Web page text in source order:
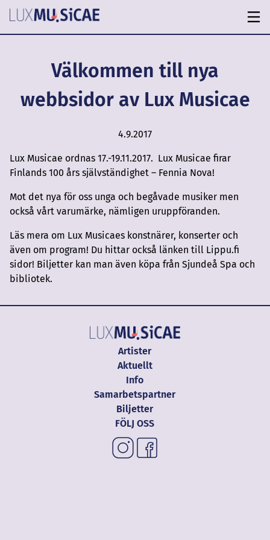
Välkommen till nya
webbsidor av Lux Musicae
4.9.2017
Lux Musicae ordnas 17.-19.11.2017. Lux Musicae firar
Finlands 100 års självständighet – Fennia Nova!
Mot det nya för oss unga och begåvade musiker men
också vårt varumärke, nämligen uruppföranden.
Läs mera om Lux Musicaes konstnärer, konserter och
även om program! Du hittar också länken till Lippu.fi
sidor! Biljetter kan man även köpa från Sjundeå Spa och
bibliotek.
Artister
Aktuellt
Info
Samarbetspartner
Biljetter
FÖLJ OSS